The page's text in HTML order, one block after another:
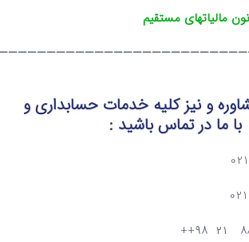
مالیاتهای مستقیم
و نیز کلیه خدمات حسابداری و
با ما در تماسباشید :